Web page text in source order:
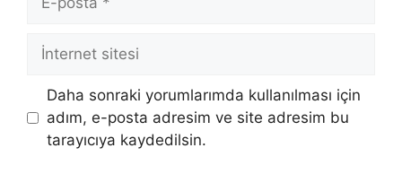
posta
İnternet
Daha sonraki yorumlarımda kullanılması için
adım, e-posta adresim ve site adresim bu
tarayıcıya kaydedilsin.